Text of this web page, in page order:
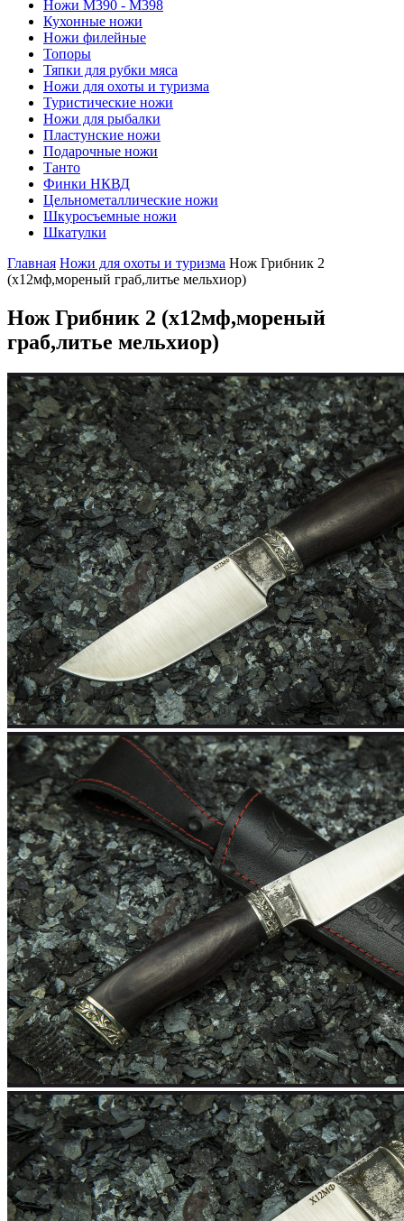
Ножи М390 - М398
Кухонные ножи
Ножи филейные
Топоры
Тяпки для рубки мяса
Ножи для охоты и туризма
Туристические ножи
Ножи для рыбалки
Пластунские ножи
Подарочные ножи
Танто
Финки НКВД
Цельнометаллические ножи
Шкуросъемные ножи
Шкатулки
Главная Ножи для охоты и туризма Нож Грибник 2
(х12мф,мореный граб,литье мельхиор)
Нож Грибник 2 (х12мф,мореный
граб,литье мельхиор)